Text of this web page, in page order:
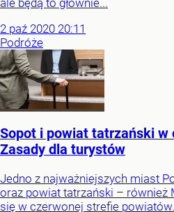
ale będą to głównie...
2 paź 2020 20:11
Podróże
Sopot i powiat tatrzański w
Zasady dla turystów
Jedno z najważniejszych miast
oraz powiat tatrzański – również
się w czerwonej strefie